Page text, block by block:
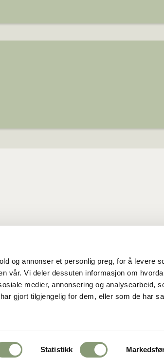
og annonser et personlig preg, for å levere
vår. Vi deler dessuten informasjon om
medier, annonsering og analysearbeid,
gjort tilgjengelig for dem, eller som de har
Statistikk